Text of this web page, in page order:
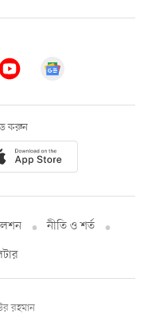
করুন
নীতি ও শর্ত
রহমান